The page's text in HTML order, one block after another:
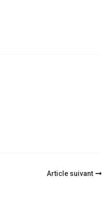
Article suivant